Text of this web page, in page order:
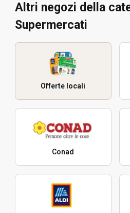
Altri negozi della
Supermercati
Offerte locali
Conad